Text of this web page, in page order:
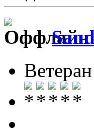
Ветеран